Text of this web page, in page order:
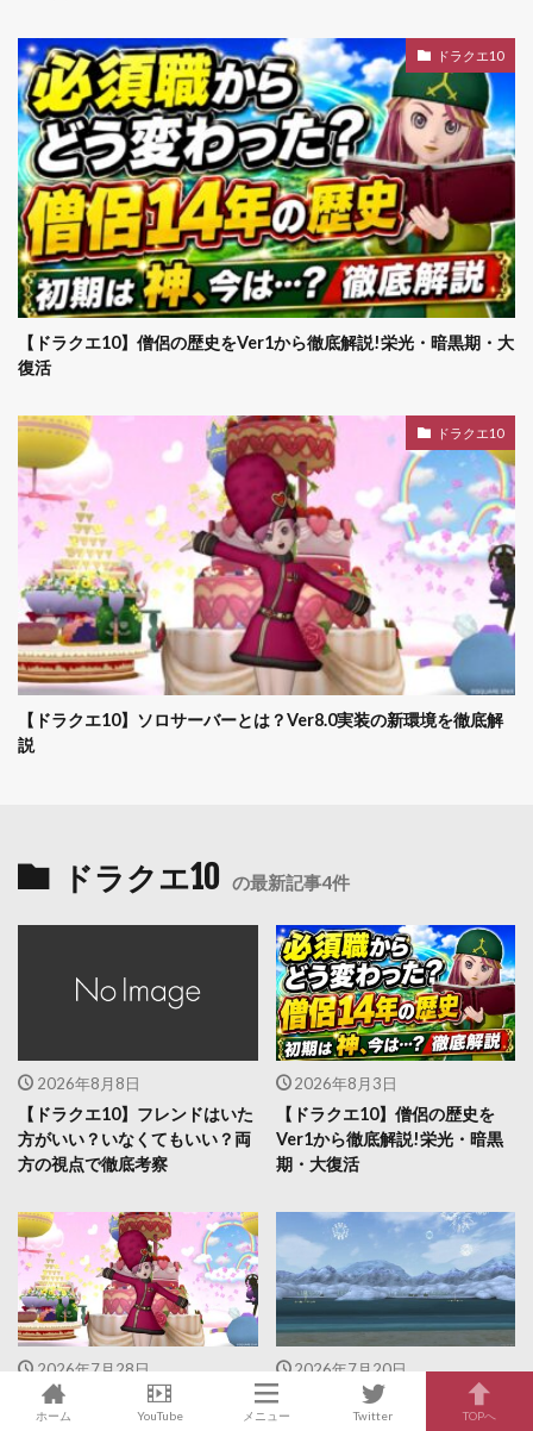
ドラクエ10
【ドラクエ10】僧侶の歴史をVer1から徹底解説!栄光・暗黒期・大
復活
ドラクエ10
【ドラクエ10】ソロサーバーとは？Ver8.0実装の新環境を徹底解
説
ドラクエ10 の最新記事4件
2026年8月8日
【ドラクエ10】フレンドはいた
方がいい？いなくてもいい？両
方の視点で徹底考察
2026年8月3日
【ドラクエ10】僧侶の歴史を
Ver1から徹底解説!栄光・暗黒
期・大復活
2026年7月28日
【ドラクエ10】ソロサーバーと
は？Ver8.0実装の新環境を徹底
2026年7月20日
【ドラクエ10】アストルティア
を巡る旅ガイド！絶景スポット
ホーム YouTube メニュー Twitter TOPへ